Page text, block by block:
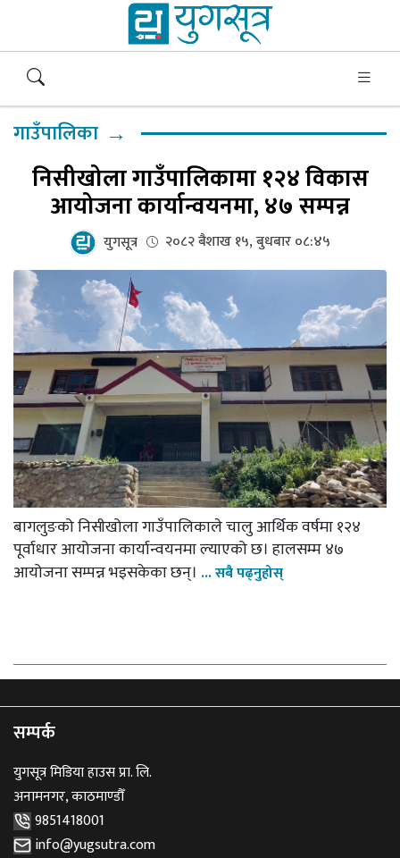
गाउँपालिका →
निसीखोला गाउँपालिकामा १२४ विकास
आयोजना कार्यान्वयनमा, ४७ सम्पन्न
युगसूत्र २०८२ बैशाख १५, बुधबार ०८:४५
बागलुङको निसीखोला गाउँपालिकाले चालु आर्थिक वर्षमा १२४
पूर्वाधार आयोजना कार्यान्वयनमा ल्याएको छ। हालसम्म ४७
आयोजना सम्पन्न भइसकेका छन्। ... सबै पढ्नुहोस्
सम्पर्क
युगसूत्र मिडिया हाउस प्रा. लि.
अनामनगर, काठमाण्डौँ
9851418001
info@yugsutra.com